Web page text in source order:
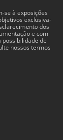
​se à exposições
exclu­si­va­
dos
e com­
de
nossos termos